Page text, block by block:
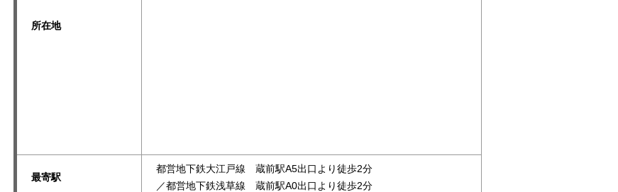
所在地
最寄駅
都営地下鉄大江戸線 蔵前駅A5出口より徒歩2分
／都営地下鉄浅草線 蔵前駅A0出口より徒歩2分